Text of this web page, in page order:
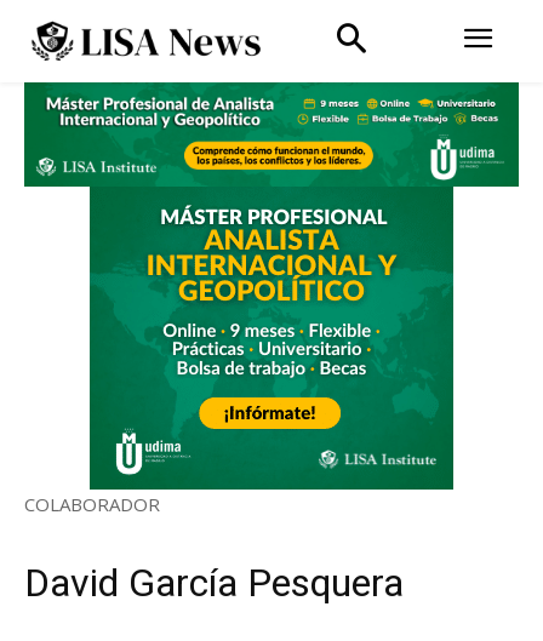
COLABORADOR
David García Pesquera